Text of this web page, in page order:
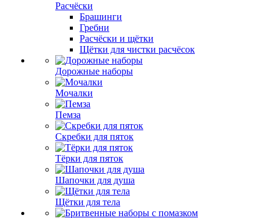
Расчёски
Брашинги
Гребни
Расчёски и щётки
Щётки для чистки расчёсок
Дорожные наборы
Мочалки
Пемза
Скребки для пяток
Тёрки для пяток
Шапочки для душа
Щётки для тела